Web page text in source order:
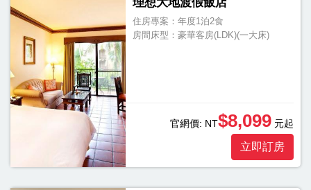
住房專案： 年度1泊2食
房間床型： 豪華客房(LDK)(一大床)
官網價: NT$8,099 元起
立即訂房